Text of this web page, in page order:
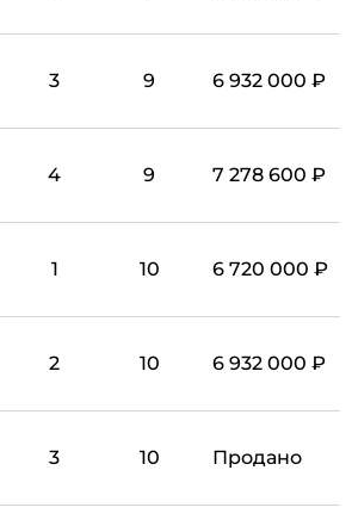
3 9 6 932 000 ₽
4 9 7 278 600 ₽
1 10 6 720 000 ₽
2 10 6 932 000 ₽
3 10 Продано